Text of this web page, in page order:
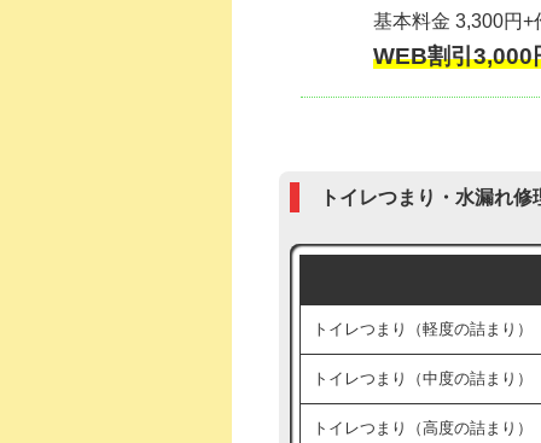
基本料金 3,300円+
WEB割引3,000
トイレつまり・水漏れ
トイレつまり（軽度の詰まり）
トイレつまり（中度の詰まり）
トイレつまり（高度の詰まり）